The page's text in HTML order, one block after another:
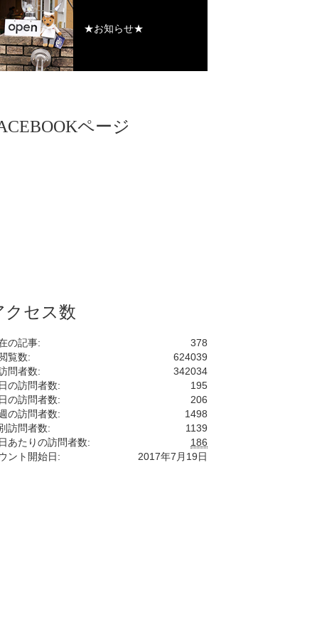
★お知らせ★
ページ
クセス数
378
の記事:
624039
覧数:
342034
問者数:
195
の訪問者数:
206
の訪問者数:
1498
の訪問者数:
1139
訪問者数:
186
あたりの訪問者数:
2017年7月19日
ント開始日: